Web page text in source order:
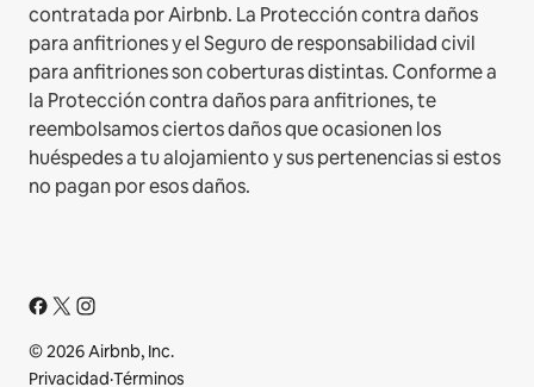
contratada por Airbnb. La Protección contra daños
para anfitriones y el Seguro de responsabilidad civil
para anfitriones son coberturas distintas. Conforme a
la Protección contra daños para anfitriones, te
reembolsamos ciertos daños que ocasionen los
huéspedes a tu alojamiento y sus pertenencias si estos
no pagan por esos daños.
© 2026 Airbnb, Inc.
Privacidad·Términos